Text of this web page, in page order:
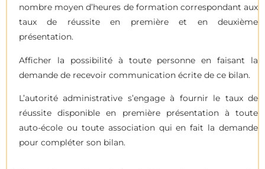
nombre moyen d’heures de formation correspondant aux
taux de réussite en première et en deuxième
présentation.
Afficher la possibilité à toute personne en faisant la
demande de recevoir communication écrite de ce bilan.
L’autorité administrative s’engage à fournir le taux de
réussite disponible en première présentation à toute
auto-école ou toute association qui en fait la demande
pour compléter son bilan.